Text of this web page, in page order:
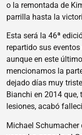
o la remontada de
parrilla hasta la
Esta será la 46ª
repartido sus
aunque en este
mencionamos la
dejado días muy
Bianchi en 2014
lesiones, acabó
Michael